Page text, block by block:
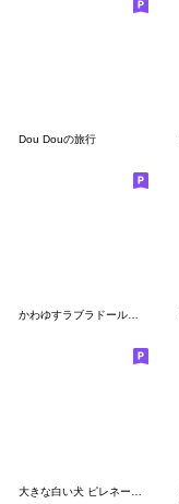
Dou Douの旅行
かわゆすラブラドール絵文字